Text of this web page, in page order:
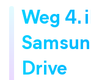
Weg 4.
Drive